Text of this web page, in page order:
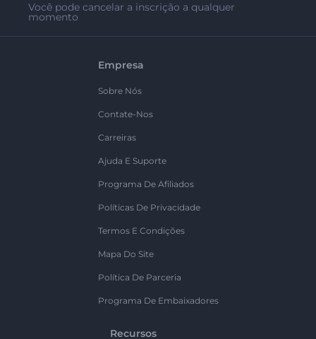
Você pode cancelar a inscrição a qualquer
momento
Empresa
Sobre Nós
Contate-Nos
Carreiras
Ajuda E Suporte
Programa De Afiliados
Políticas De Privacidade
Termos E Condições
Mapa Do Site
Política De Parceria
Programa De Embaixadores
Recursos